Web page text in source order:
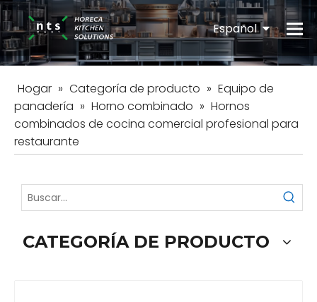
Español
English
Hogar » Categoría de producto » Equipo de
panadería » Horno combinado » Hornos
combinados de cocina comercial profesional para
restaurante
CATEGORÍA DE PRODUCTO